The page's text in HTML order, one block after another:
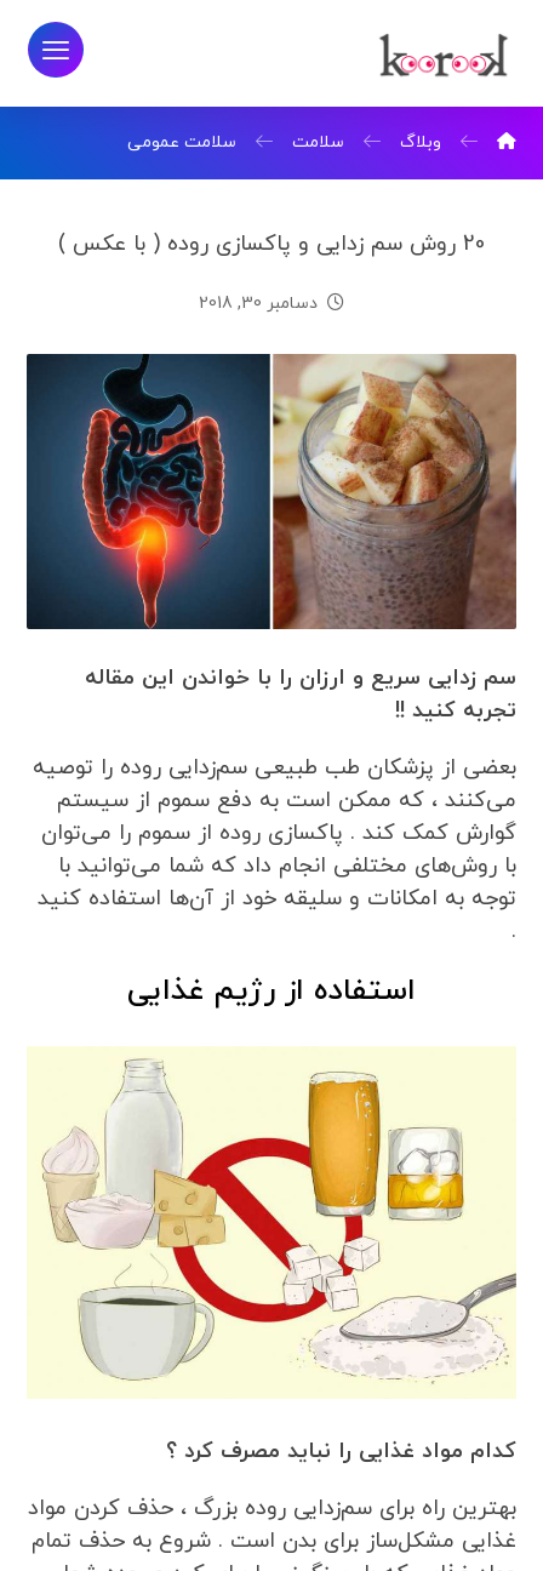
وبلاگ سلامت سلامت عمومی
20 روش سم زدایی و پاکسازی روده ( با عکس )
دسامبر 30, 2018
سم زدایی سریع و ارزان را با خواندن این مقاله
تجربه کنید !!
بعضی از پزشکان طب طبیعی سم‌زدایی روده را توصیه
می‌کنند ، که ممکن است به دفع سموم از سیستم
گوارش کمک کند . پاکسازی روده از سموم را می‌توان
با روش‌های مختلفی انجام داد که شما می‌توانید با
توجه به امکانات و سلیقه خود از آن‌ها استفاده کنید
.
استفاده از رژیم غذایی
کدام مواد غذایی را نباید مصرف کرد ؟
بهترین راه برای سم‌زدایی روده بزرگ ، حذف کردن مواد
غذایی مشکل‌ساز برای بدن است . شروع به حذف تمام